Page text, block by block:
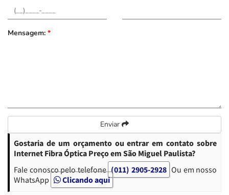
Mensagem: *
Enviar
Gostaria de um orçamento ou entrar em contato sobre
Internet Fibra Óptica Preço em São Miguel Paulista?
Fale conosco pelo telefone (011) 2905-2928 Ou em nosso
WhatsApp
Clicando aqui